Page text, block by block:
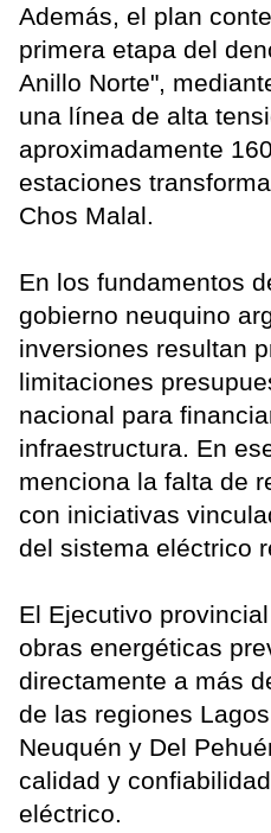
Además, el plan
primera etapa del
Anillo Norte",
una línea de alta
aproximadamente
estaciones
Chos Malal.
En los fundamentos
gobierno neuquino
inversiones resultan
limitaciones
nacional para
infraestructura. En
menciona la falta de
con iniciativas
del sistema eléctrico
El Ejecutivo
obras energéticas
directamente a más
de las regiones
Neuquén y Del
calidad y
eléctrico.